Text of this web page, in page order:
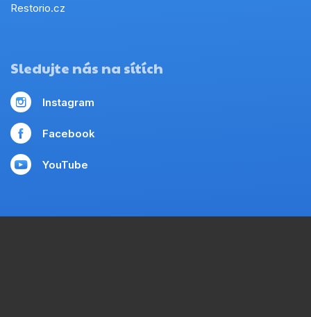
Restorio.cz
Sledujte nás na sítích
Instagram
Facebook
YouTube